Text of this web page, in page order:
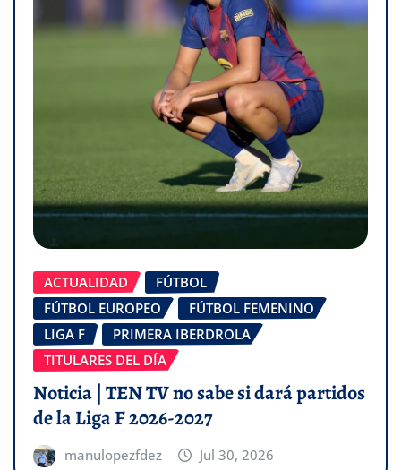
ACTUALIDAD
FÚTBOL
FÚTBOL EUROPEO
FÚTBOL FEMENINO
LIGA F
PRIMERA IBERDROLA
TITULARES DEL DÍA
Noticia | TEN TV no sabe si dará partidos
de la Liga F 2026-2027
manulopezfdez Jul 30, 2026